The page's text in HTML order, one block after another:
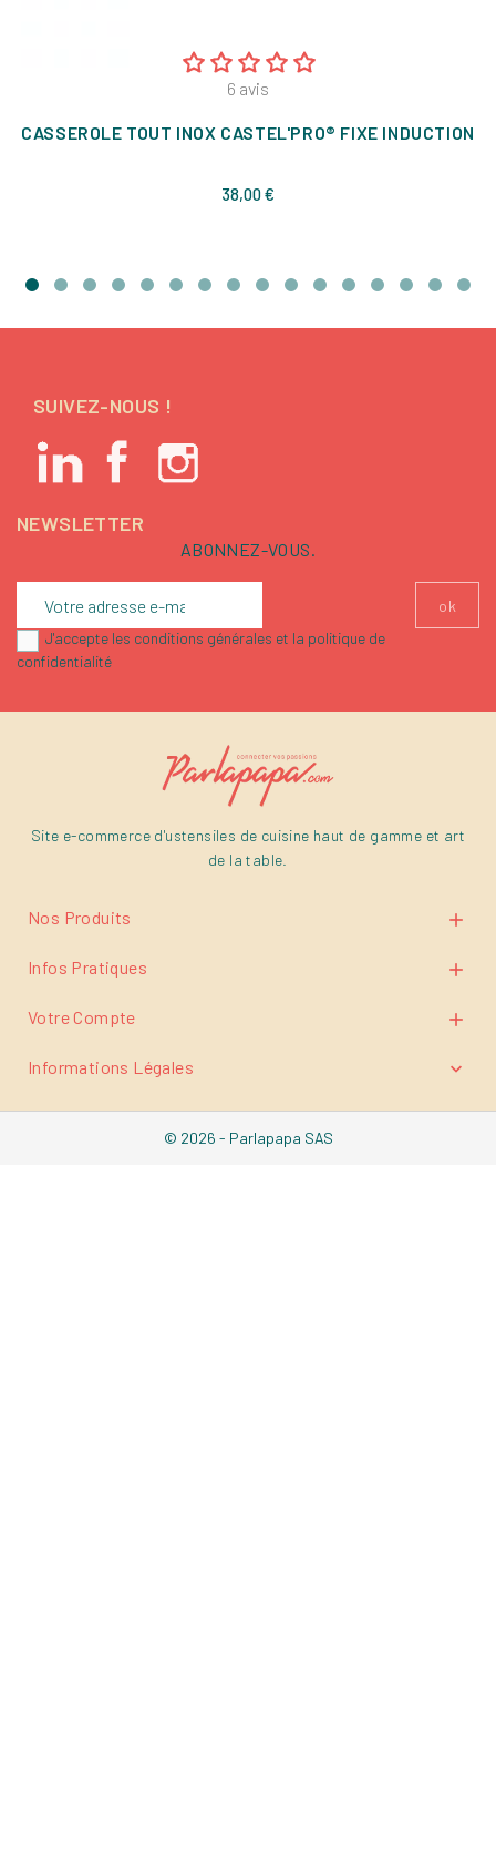
6 avis
CASSEROLE TOUT INOX CASTEL'PRO® FIXE INDUCTION
38,00 €Prix
SUIVEZ-NOUS !
NEWSLETTER
ABONNEZ-VOUS.
J'accepte les conditions générales et la politique de
confidentialité
Site e-commerce d'ustensiles de cuisine haut de gamme et art
de la table.
Nos Produits 
Infos Pratiques 
Votre Compte 
Informations Légales 
© 2026 - Parlapapa SAS